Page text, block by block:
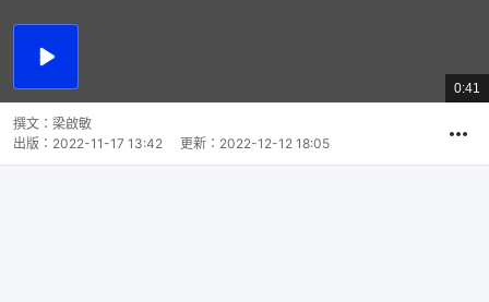
播
總
共
0:41
撰文： 梁啟敏
出版： 2022-11-17 13:42 更新： 2022-12-12 18:05